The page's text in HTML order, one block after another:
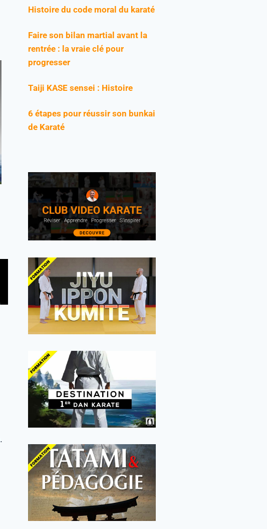
.
Histoire du code moral du karaté
Faire son bilan martial avant la
rentrée : la vraie clé pour
progresser
Taiji KASE sensei : Histoire
6 étapes pour réussir son bunkai
de Karaté